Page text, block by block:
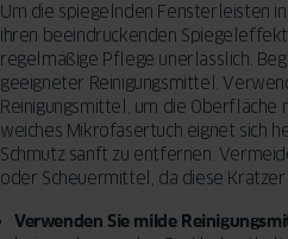
Um die spiegelnden Fensterleisten
ihren beeindruckenden Spiegeleffekt
regelmäßige Pflege unerlässlich.
geeigneter Reinigungsmittel.
Reinigungsmittel, um die Oberfläche
weiches Mikrofasertuch eignet sich
Schmutz sanft zu entfernen.
oder Scheuermittel, da diese Kratzer
Verwenden Sie milde